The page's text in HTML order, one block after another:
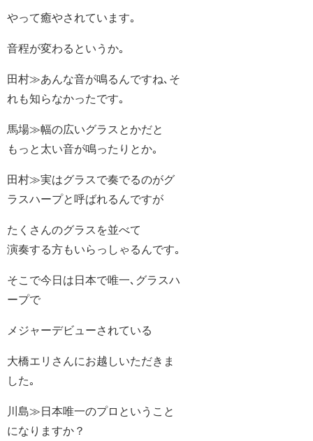
やって癒やされています｡
音程が変わるというか｡
田村≫あんな音が鳴るんですね､そ
れも知らなかったです｡
馬場≫幅の広いグラスとかだと
もっと太い音が鳴ったりとか｡
田村≫実はグラスで奏でるのがグ
ラスハープと呼ばれるんですが
たくさんのグラスを並べて
演奏する方もいらっしゃるんです｡
そこで今日は日本で唯一､グラスハ
ープで
メジャーデビューされている
大橋エリさんにお越しいただきま
した｡
川島≫日本唯一のプロということ
になりますか？